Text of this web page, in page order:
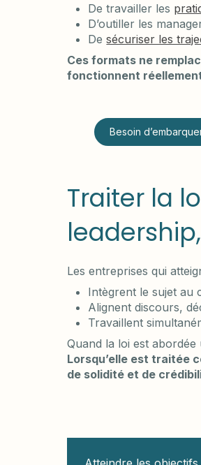
De travailler les
D’outiller les
Desécuriser les
Ces formats ne
fonctionnent
Besoin
Traiter la
Les entreprises qui
Intègrent le sujet au
Alignent discours,
Travaillent
Quand la loi est
Lorsqu’elle est traitée
de solidité et de